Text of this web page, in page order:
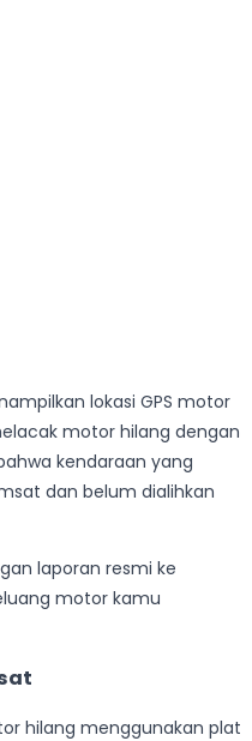
lokasi GPS motor
motor hilang dengan
kendaraan yang
dan belum dialihkan
laporan resmi ke
motor kamu
hilang menggunakan plat